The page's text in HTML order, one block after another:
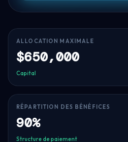
ALLOCATION MAXIMALE
$650,000
Capital
RÉPARTITION DES BÉNÉFICES
90%
Structure de paiement